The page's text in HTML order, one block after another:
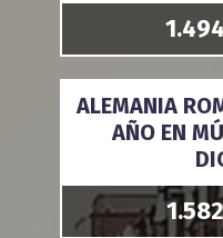
ALEMANIA
AÑO EN